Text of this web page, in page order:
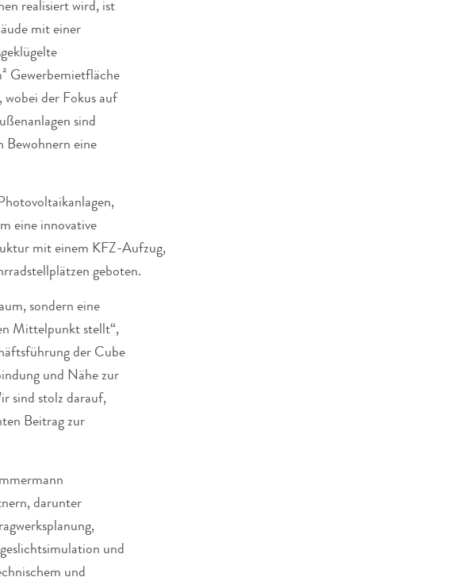
realisiert wird, ist
mit einer
Gewerbemietfläche
der Fokus auf
sind
Bewohnern eine
eine innovative
mit einem KFZ-Aufzug,
geboten.
sondern eine
Mittelpunkt stellt“,
der Cube
und Nähe zur
sind stolz darauf,
Beitrag zur
darunter
und
und